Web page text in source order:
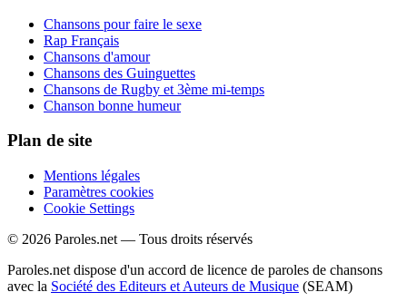
Chansons pour faire le sexe
Rap Français
Chansons d'amour
Chansons des Guinguettes
Chansons de Rugby et 3ème mi-temps
Chanson bonne humeur
Plan de site
Mentions légales
Paramètres cookies
Cookie Settings
© 2026 Paroles.net — Tous droits réservés
Paroles.net dispose d'un accord de licence de paroles de chansons
avec la Société des Editeurs et Auteurs de Musique (SEAM)